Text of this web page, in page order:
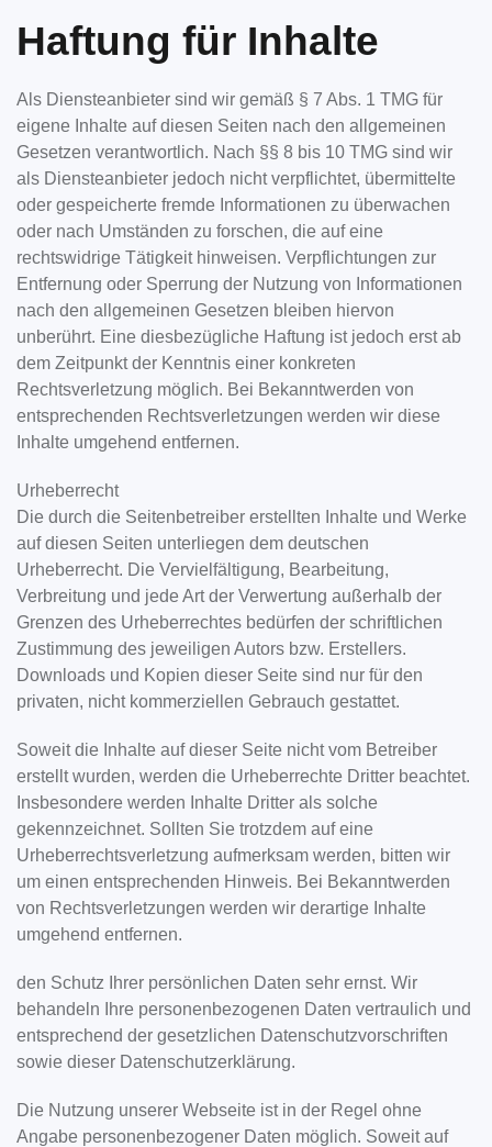
Haftung für Inhalte
Als Diensteanbieter sind wir gemäß § 7 Abs. 1 TMG für
eigene Inhalte auf diesen Seiten nach den allgemeinen
Gesetzen verantwortlich. Nach §§ 8 bis 10 TMG sind wir
als Diensteanbieter jedoch nicht verpflichtet, übermittelte
oder gespeicherte fremde Informationen zu überwachen
oder nach Umständen zu forschen, die auf eine
rechtswidrige Tätigkeit hinweisen. Verpflichtungen zur
Entfernung oder Sperrung der Nutzung von Informationen
nach den allgemeinen Gesetzen bleiben hiervon
unberührt. Eine diesbezügliche Haftung ist jedoch erst ab
dem Zeitpunkt der Kenntnis einer konkreten
Rechtsverletzung möglich. Bei Bekanntwerden von
entsprechenden Rechtsverletzungen werden wir diese
Inhalte umgehend entfernen.
Urheberrecht
Die durch die Seitenbetreiber erstellten Inhalte und Werke
auf diesen Seiten unterliegen dem deutschen
Urheberrecht. Die Vervielfältigung, Bearbeitung,
Verbreitung und jede Art der Verwertung außerhalb der
Grenzen des Urheberrechtes bedürfen der schriftlichen
Zustimmung des jeweiligen Autors bzw. Erstellers.
Downloads und Kopien dieser Seite sind nur für den
privaten, nicht kommerziellen Gebrauch gestattet.
Soweit die Inhalte auf dieser Seite nicht vom Betreiber
erstellt wurden, werden die Urheberrechte Dritter beachtet.
Insbesondere werden Inhalte Dritter als solche
gekennzeichnet. Sollten Sie trotzdem auf eine
Urheberrechtsverletzung aufmerksam werden, bitten wir
um einen entsprechenden Hinweis. Bei Bekanntwerden
von Rechtsverletzungen werden wir derartige Inhalte
umgehend entfernen.
den Schutz Ihrer persönlichen Daten sehr ernst. Wir
behandeln Ihre personenbezogenen Daten vertraulich und
entsprechend der gesetzlichen Datenschutzvorschriften
sowie dieser Datenschutzerklärung.
Die Nutzung unserer Webseite ist in der Regel ohne
Angabe personenbezogener Daten möglich. Soweit auf